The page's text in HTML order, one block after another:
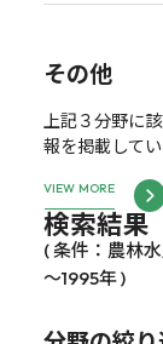
その他
上記３分野に
報を掲載してい
VIEW MORE
検索結果
( 条件：農林
～1995年 )